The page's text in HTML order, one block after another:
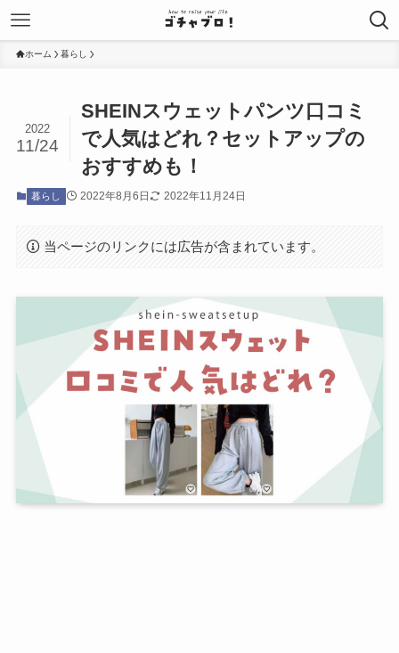
ホーム 暮らし
SHEINスウェットパンツ口コミ
で人気はどれ？セットアップの
おすすめも！
2022
11/24
暮らし 2022年8月6日 2022年11月24日
当ページのリンクには広告が含まれています。